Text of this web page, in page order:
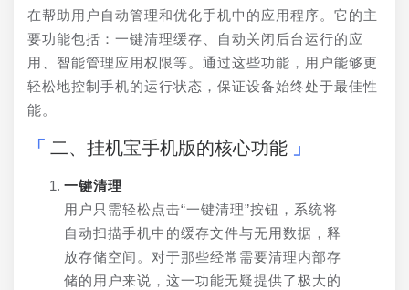
在帮助用户自动管理和优化手机中的应用程序。它的主
要功能包括：一键清理缓存、自动关闭后台运行的应
用、智能管理应用权限等。通过这些功能，用户能够更
轻松地控制手机的运行状态，保证设备始终处于最佳性
能。
二、挂机宝手机版的核心功能
一键清理
用户只需轻松点击“一键清理”按钮，系统将
自动扫描手机中的缓存文件与无用数据，释
放存储空间。对于那些经常需要清理内部存
储的用户来说，这一功能无疑提供了极大的